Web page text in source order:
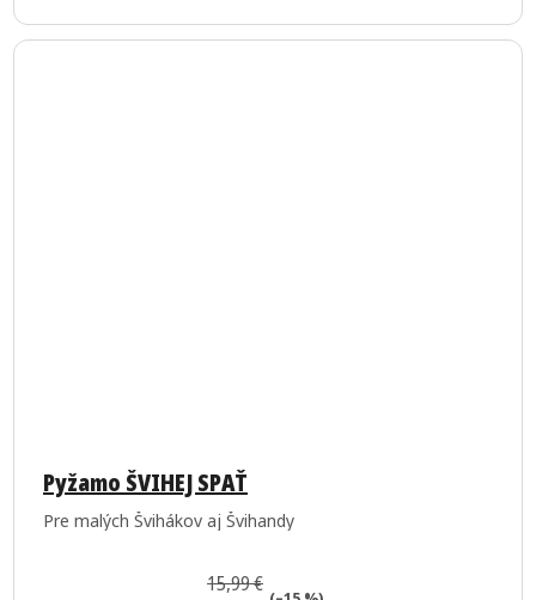
Pyžamo ŠVIHEJ SPAŤ
Pre malých Švihákov aj Švihandy
15,99 €